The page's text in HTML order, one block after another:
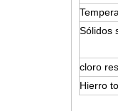
Sólidos
cloro
Hierro